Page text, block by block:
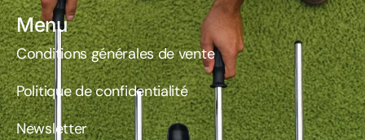
Menu
Conditions générales de vente
Politique de confidentialité
Newsletter